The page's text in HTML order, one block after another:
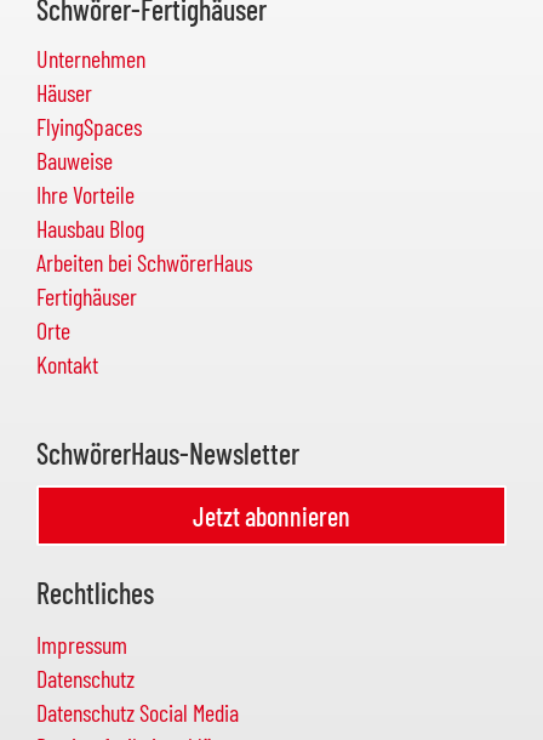
Schwörer-Fertighäuser
Unternehmen
Häuser
FlyingSpaces
Bauweise
Ihre Vorteile
Hausbau Blog
Arbeiten bei SchwörerHaus
Fertighäuser
Orte
Kontakt
SchwörerHaus-Newsletter
Jetzt abonnieren
Rechtliches
Impressum
Datenschutz
Datenschutz Social Media